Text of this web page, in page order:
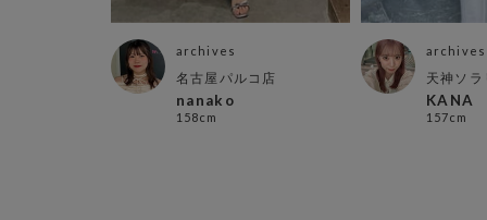
archives
名古屋パルコ店
nanako
158cm
archives
天神ソ
KANA
157cm